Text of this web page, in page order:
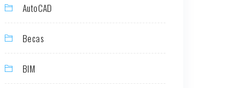
AutoCAD
Becas
BIM